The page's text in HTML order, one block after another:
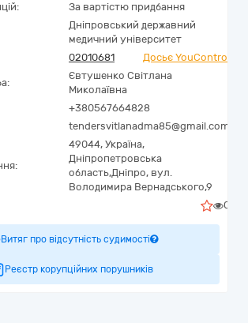
За вартістю придбання
Дніпровський державний
медичний університет
02010681 Досьє YouControl
Євтушенко Світлана
Миколаївна
+380567664828
tendersvitlanadma85@gmail.com
49044, Україна,
Дніпропетровська
область,Дніпро, вул.
Володимира Вернадського,9
0
Витяг про відсутність судимості
Реєстр корупційних порушників